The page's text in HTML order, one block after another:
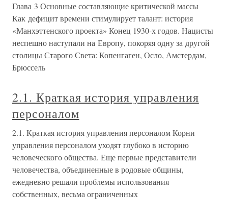
Глава 3 Основные составляющие критической массы
Как дефицит времени стимулирует талант: история
«Манхэттенского проекта» Конец 1930-х годов. Нацисты
неспешно наступали на Европу, покоряя одну за другой
столицы Старого Света: Копенгаген, Осло, Амстердам,
Брюссель
2.1. Краткая история управления
персоналом
2.1. Краткая история управления персоналом Корни
управления персоналом уходят глубоко в историю
человеческого общества. Еще первые представители
человечества, объединенные в родовые общины,
ежедневно решали проблемы использования
собственных, весьма ограниченных